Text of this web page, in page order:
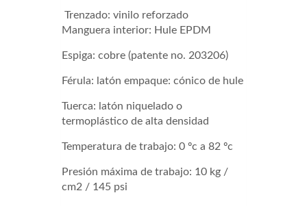
Trenzado: vinilo reforzado
Manguera interior: Hule EPDM
Espiga: cobre (patente no. 203206)
Férula: latón empaque: cónico de hule
Tuerca: latón niquelado o
termoplástico de alta densidad
Temperatura de trabajo: 0 ºc a 82 ºc
Presión máxima de trabajo: 10 kg /
cm2 / 145 psi